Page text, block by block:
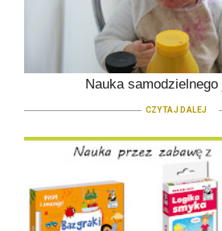
Nauka samodzielnego
CZYTAJ DALEJ